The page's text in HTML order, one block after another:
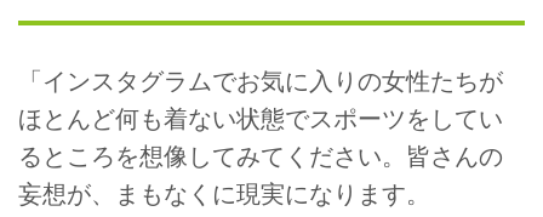
「インスタグラムでお気に入りの女性たちが
ほとんど何も着ない状態でスポーツをしてい
るところを想像してみてください。皆さんの
妄想が、まもなくに現実になります。